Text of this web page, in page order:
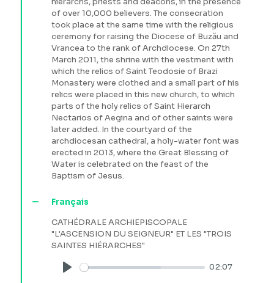
of over 10,000 believers. The consecration
took place at the same time with the religious
ceremony for raising the Diocese of Buzău and
Vrancea to the rank of Archdiocese. On 27th
March 2011, the shrine with the vestment with
which the relics of Saint Teodosie of Brazi
Monastery were clothed and a small part of his
relics were placed in this new church, to which
parts of the holy relics of Saint Hierarch
Nectarios of Aegina and of other saints were
later added. In the courtyard of the
archdiocesan cathedral, a holy-water font was
erected in 2013, where the Great Blessing of
Water is celebrated on the feast of the
Baptism of Jesus.
Français
CATHÉDRALE ARCHIEPISCOPALE
"L'ASCENSION DU SEIGNEUR" ET LES "TROIS
SAINTES HIÉRARCHES"
Play
02:07